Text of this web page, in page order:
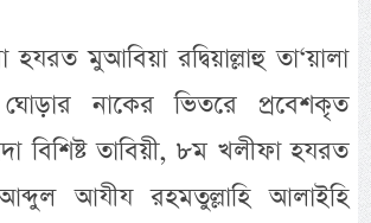
হযরত মুআবিয়া রদ্বিয়াল্লাহু তা‘য়ালা
নাকের ভিতরে প্রবেশকৃত
বিশিষ্ট তাবিয়ী, ৮ম খলীফা হযরত
আযীয রহমতুল্লাহি আলাইহি